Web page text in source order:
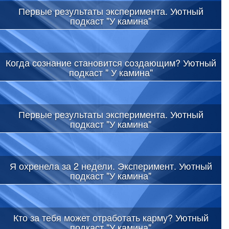
Первые результаты эксперимента. Уютный
подкаст "У камина"
Когда сознание становится создающим? Уютный
подкаст " У камина"
Первые результаты эксперимента. Уютный
подкаст "У камина"
Я охренела за 2 недели. Эксперимент. Уютный
подкаст "У камина"
Кто за тебя может отработать карму? Уютный